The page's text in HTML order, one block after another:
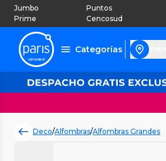
Jumbo
Prime
Puntos
Cencosud
Categorías
Deco/Alfombras/Alfombras Grandes